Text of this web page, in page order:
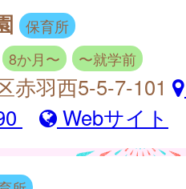
保育所
8か月〜 〜就学前
赤羽西5-5-7-101
Webサイト